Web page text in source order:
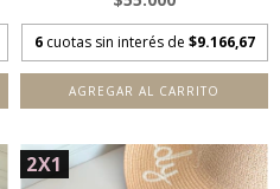
6 cuotas sin interés de $9.166,67
AGREGAR AL CARRITO
2X1